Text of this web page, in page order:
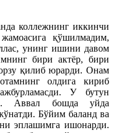
коллежнинг иккинчи
қўшилмадим,
унинг ишини давом
бири актёр, бири
қилиб юрарди. Онам
олдига кириб
У бутун
Аввал бошда уйда
Бўйим баланд ва
эплашимга ишонарди.